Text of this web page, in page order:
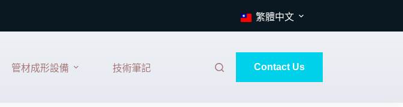
繁體中文
管材成形設備 技術筆記 Contact Us